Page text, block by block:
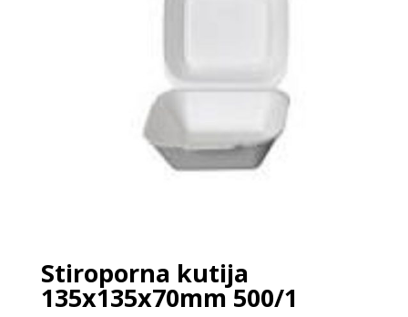
Stiroporna kutija
135x135x70mm 500/1